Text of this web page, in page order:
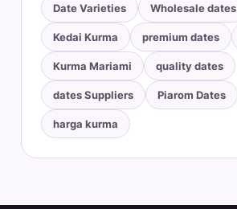
Date Varieties Wholesale dates
Kedai Kurma premium dates
Kurma Mariami quality dates
dates Suppliers Piarom Dates
harga kurma